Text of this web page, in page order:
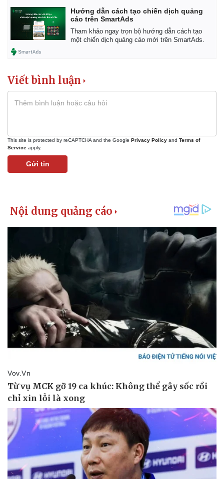
Kinh tế
Bất động sản
Thị trường
Hướng dẫn cách tạo chiến dịch quảng
cáo trên SmartAds
Tham khảo ngay trọn bộ hướng dẫn cách tạo
một chiến dịch quảng cáo mới trên SmartAds.
Viết bình luận
This site is protected by reCAPTCHA and the Google Privacy Policy and Terms of
Service apply.
Gửi tin